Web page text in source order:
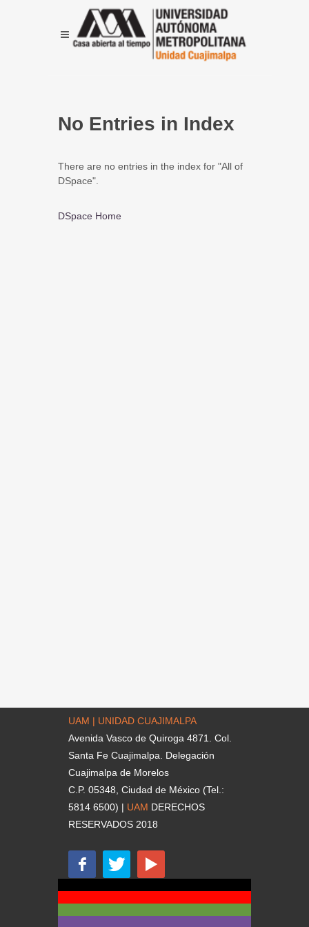
No Entries in Index
There are no entries in the index for "All of
DSpace".
DSpace Home
UAM | UNIDAD CUAJIMALPA
Avenida Vasco de Quiroga 4871. Col.
Santa Fe Cuajimalpa. Delegación
Cuajimalpa de Morelos
C.P. 05348, Ciudad de México (Tel.:
5814 6500) | UAM DERECHOS
RESERVADOS 2018